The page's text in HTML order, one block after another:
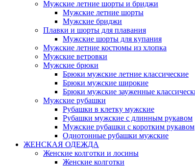
Мужские летние шорты и бриджи
Мужские летние шорты
Мужские бриджи
Плавки и шорты для плавания
Мужские шорты для купания
Мужские летние костюмы из хлопка
Мужские ветровки
Мужские брюки
Брюки мужские летние классические
Брюки мужские широкие
Брюки мужские зауженные
Мужские рубашки
Рубашки в клетку мужские
Рубашки мужские с длинным рукавом
Мужские рубашки с коротким рукавом
Однотонные рубашки мужские
ЖЕНСКАЯ ОДЕЖДА
Женские колготки и лосины
Женские колготки